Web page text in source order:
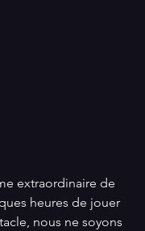
extraordinaire de
heures de jouer
nous ne soyons